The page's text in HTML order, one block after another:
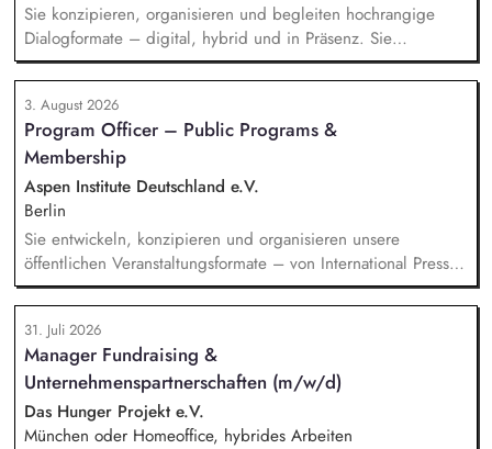
Sie konzipieren, organisieren und begleiten hochrangige
Dialogformate – digital, hybrid und in Präsenz. Sie
identifizieren aktuelle Entwicklungen in den Bereichen
Handel, Technologie, Geopolitik und wirtschaftliche
Sicherheit und bereiten diese für Veranstaltungen,
Hintergrundgespräche, Publikationen und politische
Diskussionen auf. Sie identifizieren und gewinnen
Referent*innen sowie Diskussionspartner aus Politik,
Wirtschaft, Wissenschaft und Zivilgesellschaft.
3. August 2026
Program Officer – Public Programs &
Membership
Aspen Institute Deutschland e.V.
Berlin
Sie entwickeln, konzipieren und organisieren unsere
öffentlichen Veranstaltungsformate – von International Press
Roundtables, Deep Dive Discussions und Aspen Fireside
Chats bis hin zu besonderen Formaten wie der Aspen
Summer Party, der Aspen Gala und neuen
Veranstaltungsformaten. Sie identifizieren aktuelle politische
Themen und gewinnen hochrangige Referentinnen sowie
Diskussionspartnerinnen aus Politik, Wirtschaft, Wissenschaft,
Medien und Zivilgesellschaft.
31. Juli 2026
Manager Fundraising &
Unternehmenspartnerschaften (m/w/d)
Das Hunger Projekt e.V.
München oder Homeoffice, hybrides Arbeiten